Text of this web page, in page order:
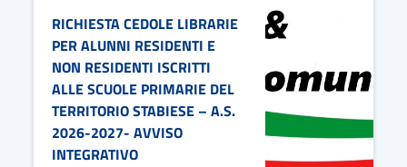
RICHIESTA CEDOLE LIBRARIE
PER ALUNNI RESIDENTI E
NON RESIDENTI ISCRITTI
ALLE SCUOLE PRIMARIE DEL
TERRITORIO STABIESE – A.S.
2026-2027- AVVISO
INTEGRATIVO